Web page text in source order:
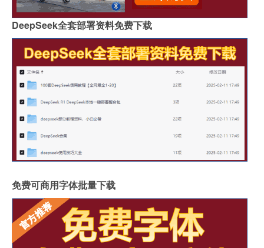
DeepSeek全套部署资料免费下载
免费可商用字体批量下载